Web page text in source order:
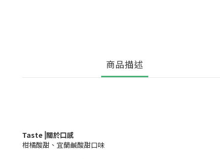
商品描述
Taste⎥關於口感
柑橘酸甜、宜蘭鹹酸甜口味